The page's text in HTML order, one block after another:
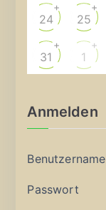
24
+
25
+
31
+
1
+
Anmelden
Benutzername
Passwort